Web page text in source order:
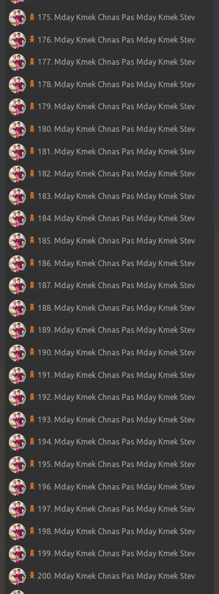
175. Mday Kmek Chnas Pas Mday Kmek Stev
176. Mday Kmek Chnas Pas Mday Kmek Stev
177. Mday Kmek Chnas Pas Mday Kmek Stev
178. Mday Kmek Chnas Pas Mday Kmek Stev
179. Mday Kmek Chnas Pas Mday Kmek Stev
180. Mday Kmek Chnas Pas Mday Kmek Stev
181. Mday Kmek Chnas Pas Mday Kmek Stev
182. Mday Kmek Chnas Pas Mday Kmek Stev
183. Mday Kmek Chnas Pas Mday Kmek Stev
184. Mday Kmek Chnas Pas Mday Kmek Stev
185. Mday Kmek Chnas Pas Mday Kmek Stev
186. Mday Kmek Chnas Pas Mday Kmek Stev
187. Mday Kmek Chnas Pas Mday Kmek Stev
188. Mday Kmek Chnas Pas Mday Kmek Stev
189. Mday Kmek Chnas Pas Mday Kmek Stev
190. Mday Kmek Chnas Pas Mday Kmek Stev
191. Mday Kmek Chnas Pas Mday Kmek Stev
192. Mday Kmek Chnas Pas Mday Kmek Stev
193. Mday Kmek Chnas Pas Mday Kmek Stev
194. Mday Kmek Chnas Pas Mday Kmek Stev
195. Mday Kmek Chnas Pas Mday Kmek Stev
196. Mday Kmek Chnas Pas Mday Kmek Stev
197. Mday Kmek Chnas Pas Mday Kmek Stev
198. Mday Kmek Chnas Pas Mday Kmek Stev
199. Mday Kmek Chnas Pas Mday Kmek Stev
200. Mday Kmek Chnas Pas Mday Kmek Stev